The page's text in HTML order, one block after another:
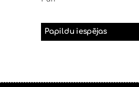
Papildu iespējas